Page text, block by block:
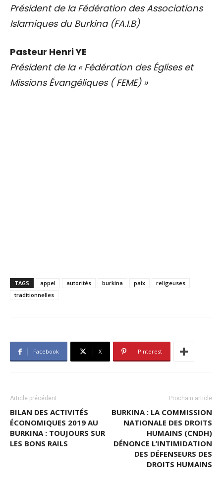
Président de la Fédération des Associations
Islamiques du Burkina (FA.I.B)
Pasteur Henri YE
Président de la « Fédération des Églises et
Missions Évangéliques ( FEME) »
TAGS appel autorités burkina paix
religeuses
traditionnelles
Facebook X Pinterest
Article précédent
BILAN DES ACTIVITÉS
ÉCONOMIQUES 2019 AU
BURKINA : TOUJOURS SUR
LES BONS RAILS
Prochain article
BURKINA : LA COMMISSION
NATIONALE DES DROITS
HUMAINS (CNDH)
DÉNONCE L’INTIMIDATION
DES DÉFENSEURS DES
DROITS HUMAINS